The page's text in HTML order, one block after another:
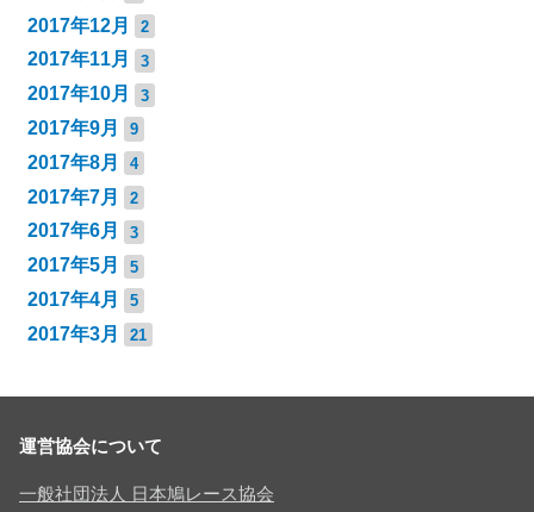
2017年12月 2
2017年11月 3
2017年10月 3
2017年9月 9
2017年8月 4
2017年7月 2
2017年6月 3
2017年5月 5
2017年4月 5
2017年3月 21
運営協会について
一般社団法人 日本鳩レース協会